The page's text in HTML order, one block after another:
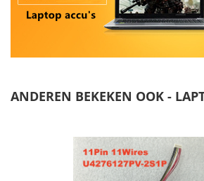
ANDEREN BEKEKEN OOK -